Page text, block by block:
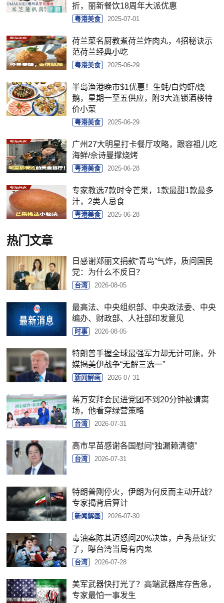
折，丽新餐饮18周年大派优惠
粤港美食 2025-07-01
荷兰菜名厨教煮荷兰炸肉丸，4招秘诀示
范荷兰经典小吃
粤港美食 2025-06-29
半岛渔港晚市$1优惠！生蚝/白灼虾/烧
鹅，星期一至五供应，附3大连锁酒楼特
价小菜
粤港美食 2025-06-29
广州27大明星打卡餐厅攻略，跟容祖儿吃
海鲜/佘诗曼撑烧烤
粤港美食 2025-06-28
专家教选7款时令芒果，1款最甜1款最多
汁，2类人忌食
粤港美食 2025-06-28
热门文章
日感谢郑丽文捐款“青鸟”气炸，质问国民
党：为什么不反日？
台湾 2026-08-05
最高法、中央组织部、中央政法委、中央
编办、财政部、人社部印发意见
时事 2026-08-05
特朗普手握全球最强军力却无计可施，外
媒揭美伊战争“无解三选一”
新闻解画 2026-07-31
蒋万安拜会民进党团不到20分钟被请离
场，他看穿绿营策略
台湾 2026-07-31
高市早苗感谢各国慰问“独漏赖清德”
台湾 2026-07-31
特朗普刚停火，伊朗为何反而主动开战？
专家揭背后算计
新闻解画 2026-07-30
毒油案陈其迈怒问20%决策，卢秀燕证实
了，曝台湾当局有内鬼
台湾 2026-07-28
美军武器快打光了？高端武器库存告急，
专家最怕一事发生